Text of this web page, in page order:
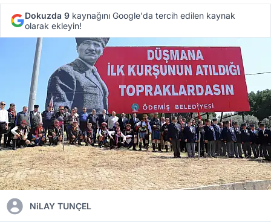
Dokuzda 9 kaynağını Google'da tercih edilen kaynak
olarak ekleyin!
NiLAY TUNÇEL